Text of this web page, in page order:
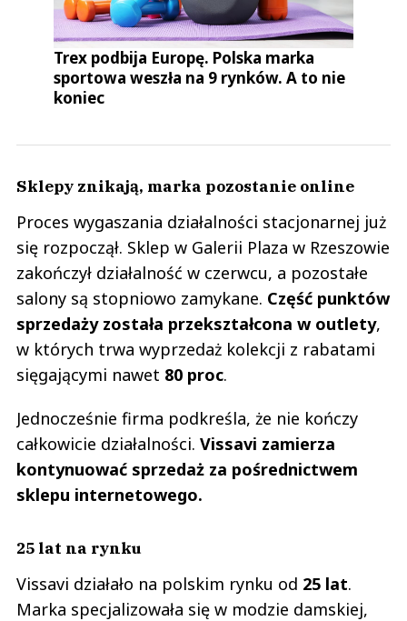
Trex podbija Europę. Polska marka
sportowa weszła na 9 rynków. A to nie
koniec
Sklepy znikają, marka pozostanie online
Proces wygaszania działalności stacjonarnej już
się rozpoczął. Sklep w Galerii Plaza w Rzeszowie
zakończył działalność w czerwcu, a pozostałe
salony są stopniowo zamykane. Część punktów
sprzedaży została przekształcona w outlety,
w których trwa wyprzedaż kolekcji z rabatami
sięgającymi nawet 80 proc.
Jednocześnie firma podkreśla, że nie kończy
całkowicie działalności. Vissavi zamierza
kontynuować sprzedaż za pośrednictwem
sklepu internetowego.
25 lat na rynku
Vissavi działało na polskim rynku od 25 lat.
Marka specjalizowała się w modzie damskiej,